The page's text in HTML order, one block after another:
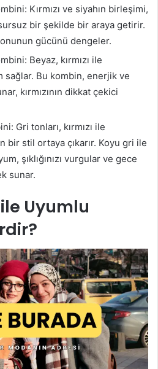
Kırmızı ve siyahın birleşimi,
bir şekilde bir araya getirir.
gücünü dengeler.
Beyaz, kırmızı ile
sağlar. Bu kombin, enerjik ve
kırmızının dikkat çekici
Gri tonları, kırmızı ile
bir stil ortaya çıkarır. Koyu gri ile
şıklığınızı vurgular ve gece
sunar.
ile Uyumlu